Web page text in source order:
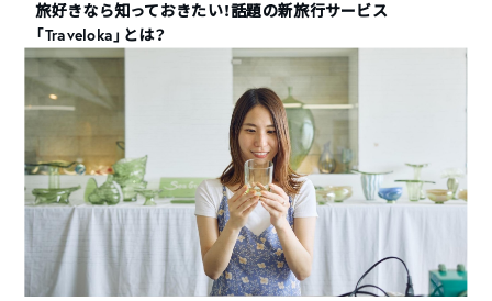
旅好きなら知っておきたい！話題の新旅行サービス
「Traveloka」とは？